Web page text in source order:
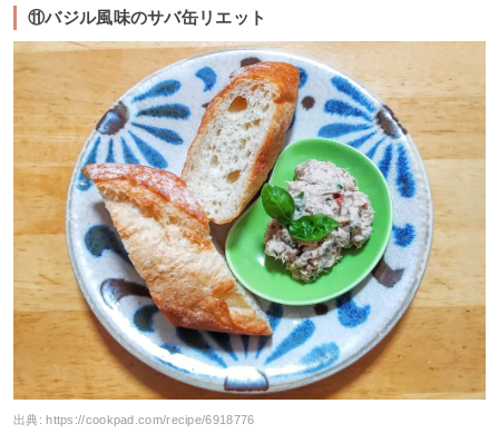
⑪バジル風味のサバ缶リエット
出典:https://cookpad.com/recipe/6918776